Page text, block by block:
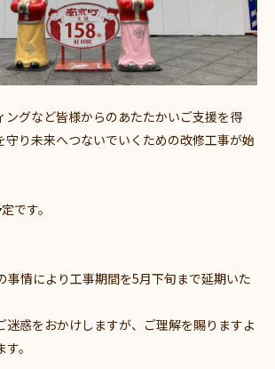
ングなど皆様からのあたたかいご支援を得
守り未来へつないでいくための改修工事が始
です。
事情により工事期間を5月下旬まで延期いた
迷惑をおかけしますが、ご理解を賜りますよ
。